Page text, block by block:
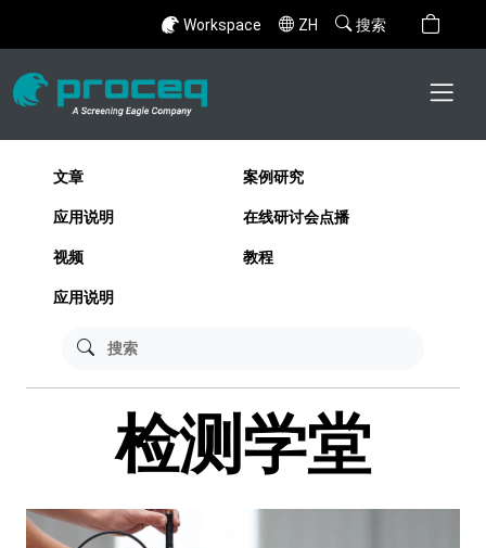
Workspace ZH 搜索
文章 案例研究
应用说明 在线研讨会点播
视频 教程
应用说明
检测学堂